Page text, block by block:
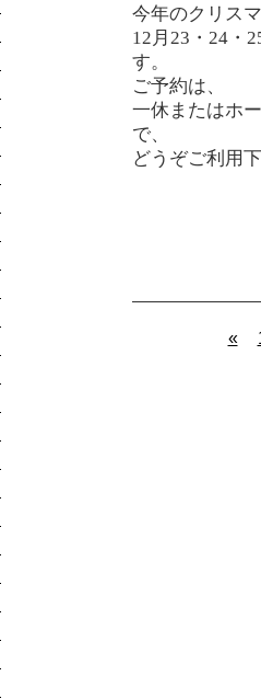
今年のクリス
12月23・24・
す。
ご予約は、
一休またはホ
で、
どうぞご利用
«